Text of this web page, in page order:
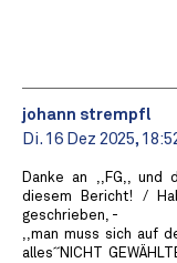
johann strempfl
Di. 16 Dez 2025,
Danke an ,,FG,, und
diesem Bericht! /
geschrieben, -
,,man muss sich auf
alles´´NICHT